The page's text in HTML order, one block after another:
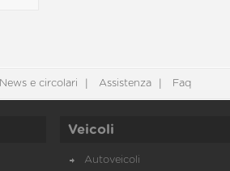
News e circolari Assistenza Faq
Veicoli
Autoveicoli